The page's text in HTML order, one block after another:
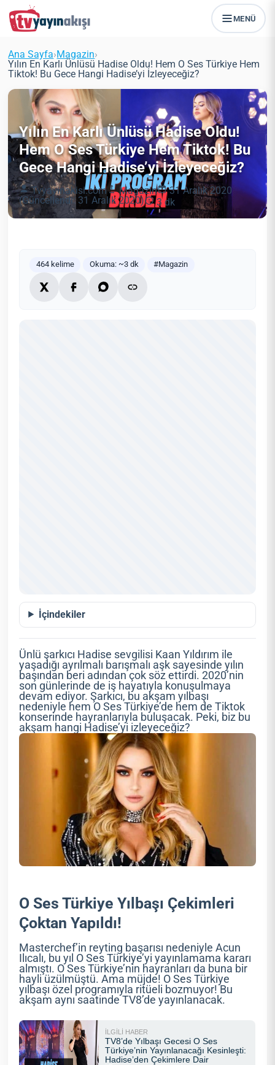
MENÜ
Ana Sayfa›Magazin›
Yılın En Karlı Ünlüsü Hadise Oldu! Hem O Ses Türkiye Hem
Tiktok! Bu Gece Hangi Hadise’yi İzleyeceğiz?
Yılın En Karlı Ünlüsü Hadise Oldu!
Hem O Ses Türkiye Hem Tiktok! Bu
Gece Hangi Hadise’yi İzleyeceğiz?
Tvyayinakisi.com Magazin
31 Aralık 2020
(Güncellendi: 31 Aralık 2020)
3 dk
464 kelime Okuma: ~3 dk #Magazin
İçindekiler
Ünlü şarkıcı Hadise sevgilisi Kaan Yıldırım ile
yaşadığı ayrılmalı barışmalı aşk sayesinde yılın
başından beri adından çok söz ettirdi. 2020’nin
son günlerinde de iş hayatıyla konuşulmaya
devam ediyor. Şarkıcı, bu akşam yılbaşı
nedeniyle hem O Ses Türkiye’de hem de Tiktok
konserinde hayranlarıyla buluşacak. Peki, biz bu
akşam hangi Hadise’yi izleyeceğiz?
O Ses Türkiye Yılbaşı Çekimleri
Çoktan Yapıldı!
Masterchef’in reyting başarısı nedeniyle Acun
Ilıcalı, bu yıl O Ses Türkiye’yi yayınlamama kararı
almıştı. O Ses Türkiye’nin hayranları da buna bir
hayli üzülmüştü. Ama müjde! O Ses Türkiye
yılbaşı özel programıyla ritüeli bozmuyor! Bu
akşam aynı saatinde TV8’de yayınlanacak.